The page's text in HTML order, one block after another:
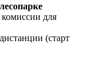
для
(старт